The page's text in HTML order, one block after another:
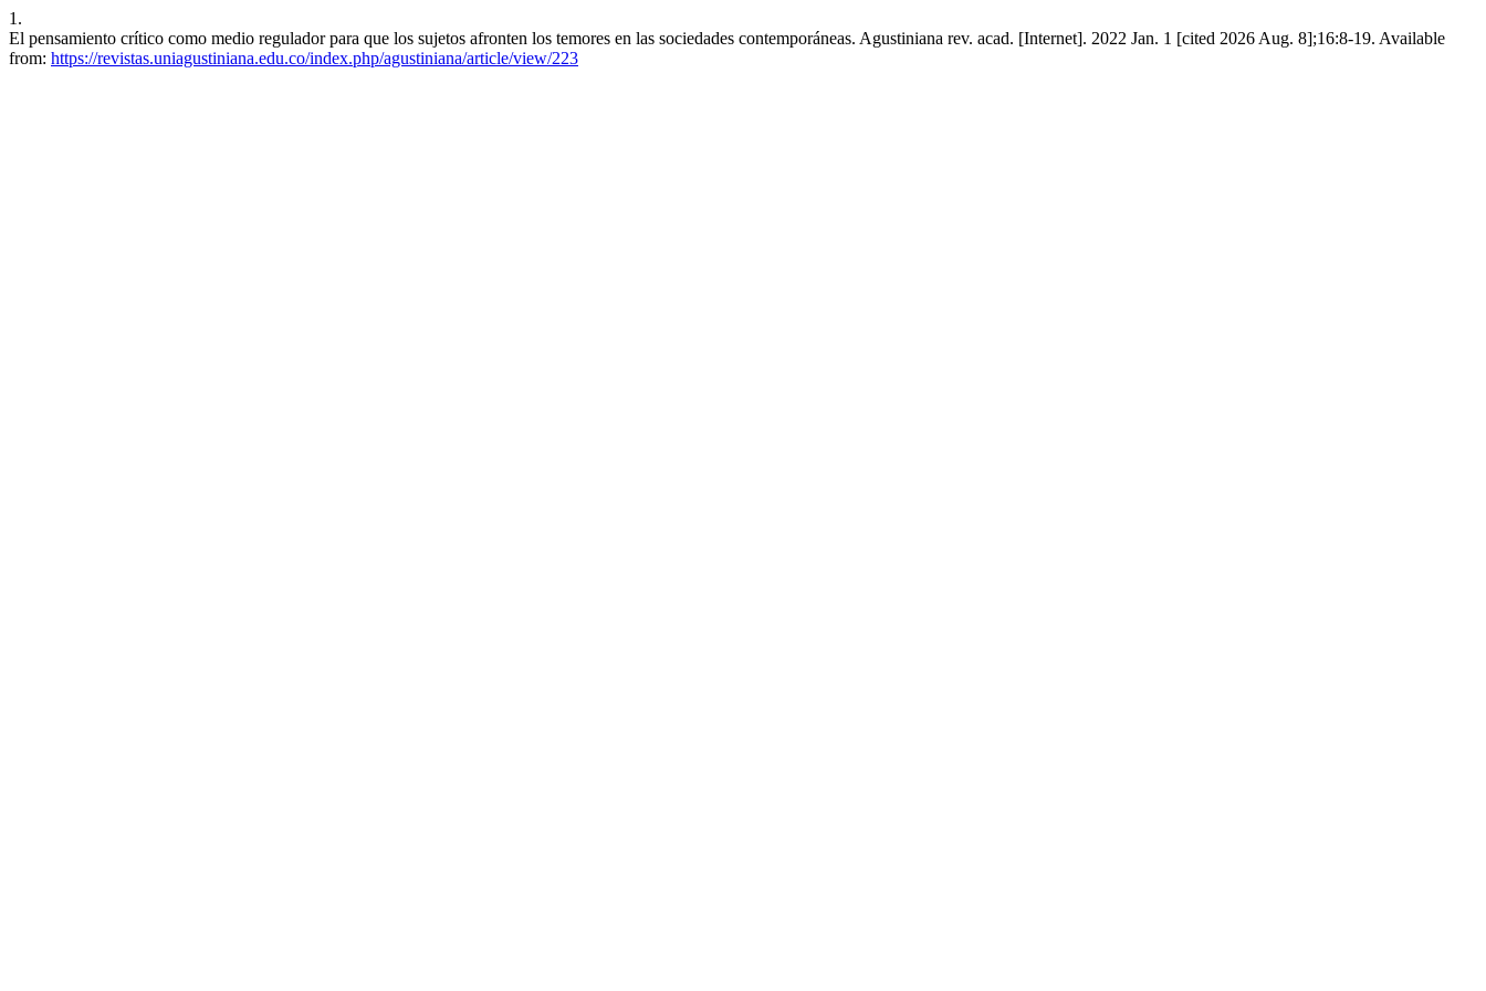
1.
El pensamiento crítico como medio regulador para que los sujetos afronten los temores en las sociedades contemporáneas. Agustiniana rev. acad. [Internet]. 2022 Jan. 1 [cited 2026 Aug. 8];16:8-19. Available
from: https://revistas.uniagustiniana.edu.co/index.php/agustiniana/article/view/223